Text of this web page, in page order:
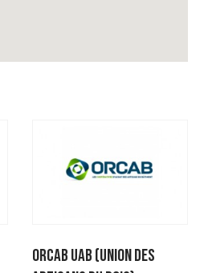
ORCAB UAB (Union des